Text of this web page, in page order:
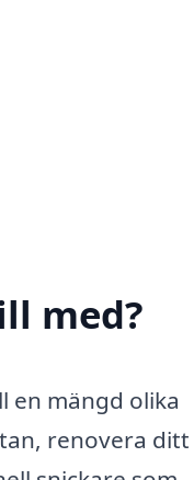
med?
en mängd olika
renovera ditt